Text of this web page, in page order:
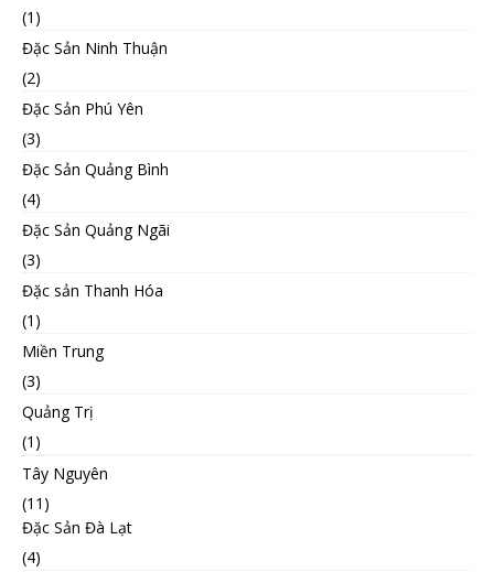
(1)
Đặc Sản Ninh Thuận
(2)
Đặc Sản Phú Yên
(3)
Đặc Sản Quảng Bình
(4)
Đặc Sản Quảng Ngãi
(3)
Đặc sản Thanh Hóa
(1)
Miền Trung
(3)
Quảng Trị
(1)
Tây Nguyên
(11)
Đặc Sản Đà Lạt
(4)